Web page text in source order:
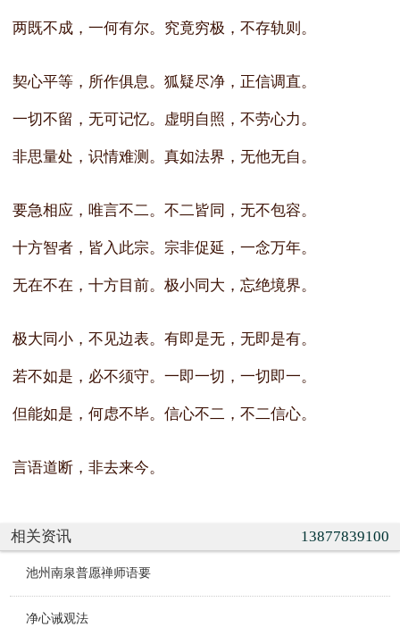
两既不成，一何有尔。究竟穷极，不存轨则。
契心平等，所作俱息。狐疑尽净，正信调直。
一切不留，无可记忆。虚明自照，不劳心力。
非思量处，识情难测。真如法界，无他无自。
要急相应，唯言不二。不二皆同，无不包容。
十方智者，皆入此宗。宗非促延，一念万年。
无在不在，十方目前。极小同大，忘绝境界。
极大同小，不见边表。有即是无，无即是有。
若不如是，必不须守。一即一切，一切即一。
但能如是，何虑不毕。信心不二，不二信心。
言语道断，非去来今。
相关资讯 13877839100
池州南泉普愿禅师语要
净心诫观法